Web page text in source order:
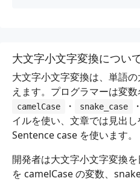
大文字小文字変換につい
大文字小文字変換は、単語
えます。プログラマーは変
camelCase ・ snake_case ・
イルを使い、文章では見出
Sentence case を使います。
開発者は大文字小文字変換
を camelCase の変数、